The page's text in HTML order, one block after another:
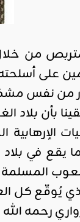
على
من نفس
بأن
في بلاد
المسلمة
يُوقّع كل
رحمه الله
صدور
العدد 601
من جريدة
التحرير
ahmed
- juillet 26,
2026
0
Read More